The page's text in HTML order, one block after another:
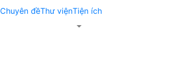
Chuyên đềThư việnTiện ích